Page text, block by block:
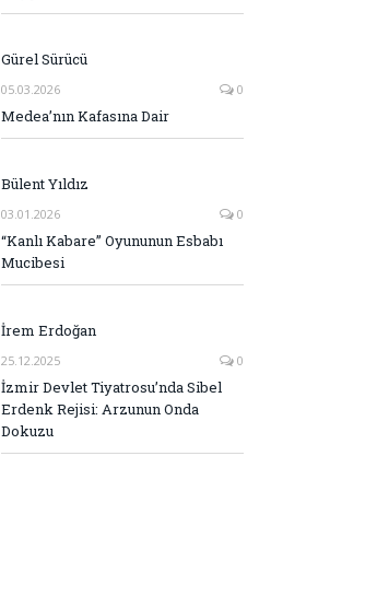
Gürel Sürücü
05.03.2026 0
Medea’nın Kafasına Dair
Bülent Yıldız
03.01.2026 0
“Kanlı Kabare” Oyununun Esbabı
Mucibesi
İrem Erdoğan
25.12.2025 0
İzmir Devlet Tiyatrosu’nda Sibel
Erdenk Rejisi: Arzunun Onda
Dokuzu